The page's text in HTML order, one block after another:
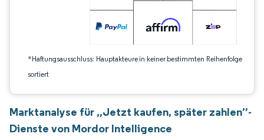
*Haftungsausschluss: Hauptakteure in keiner bestimmten Reihenfolge
sortiert
Marktanalyse für „Jetzt kaufen, später zahlen”-
Dienste von Mordor Intelligence